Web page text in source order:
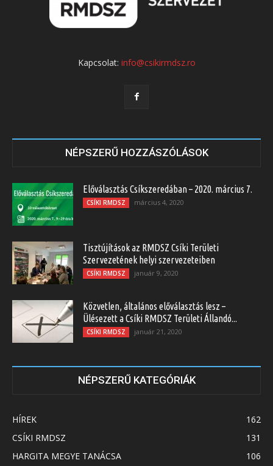
Kapcsolat: info@csikirmdsz.ro
NÉPSZERŰ HOZZÁSZÓLÁSOK
Előválasztás Csíkszeredában – 2020. március 7.
CSÍKI RMDSZ március 4, 2020
Tisztújítások az RMDSZ Csíki Területi
Szervezetének helyi szervezeteiben
CSÍKI RMDSZ január 9, 2020
Közvetlen, általános előválasztás lesz –
Ülésezett a Csíki RMDSZ Területi Állandó...
CSÍKI RMDSZ január 21, 2020
NÉPSZERŰ KATEGÓRIÁK
HÍREK
162
CSÍKI RMDSZ
131
HARGITA MEGYE TANÁCSA
106